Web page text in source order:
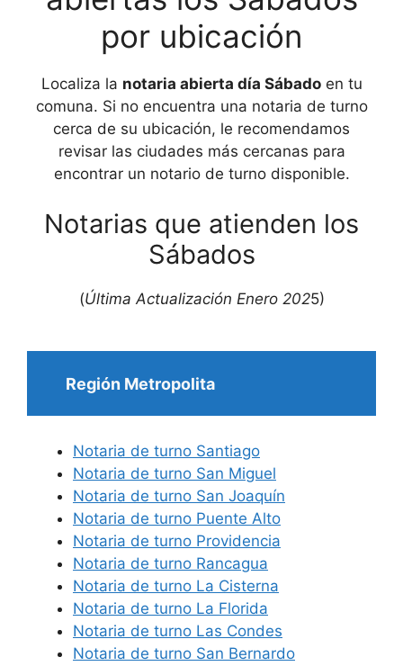
por ubicación
Localiza la notaria abierta día Sábadoen tu
comuna. Si no encuentra una notaria de turno
cerca de su ubicación, le recomendamos
revisar las ciudades más cercanas para
encontrar un notario de turno disponible.
Notarias que atienden los
Sábados
(Última Actualización Enero 2025)
Región Metropolita
Notaria de turno Santiago
Notaria de turno San Miguel
Notaria de turno San Joaquín
Notaria de turno Puente Alto
Notaria de turno Providencia
Notaria de turno Rancagua
Notaria de turno La Cisterna
Notaria de turno La Florida
Notaria de turno Las Condes
Notaria de turno San Bernardo